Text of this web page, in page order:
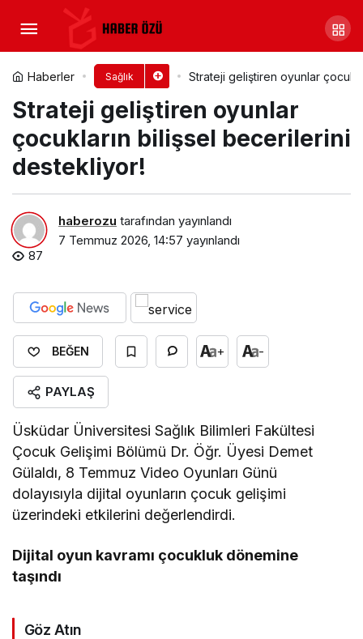
Haberler Sağlık Strateji geliştiren oyunlar
Strateji geliştiren oyunlar
çocukların bilişsel becerilerini
destekliyor!
haberozu tarafından yayınlandı
7 Temmuz 2026, 14:57 yayınlandı
87
BEĞEN + -
PAYLAŞ
Üsküdar Üniversitesi Sağlık Bilimleri Fakültesi
Çocuk Gelişimi Bölümü Dr. Öğr. Üyesi Demet
Gülaldı, 8 Temmuz Video Oyunları Günü
dolayısıyla dijital oyunların çocuk gelişimi
üzerindeki etkilerini değerlendirdi.
Dijital oyun kavramı çocukluk dönemine
taşındı
Göz Atın
Strateji geliştiren oyunlar
çocukların bilişsel becerilerini
destekliyor!
Yorum Yap